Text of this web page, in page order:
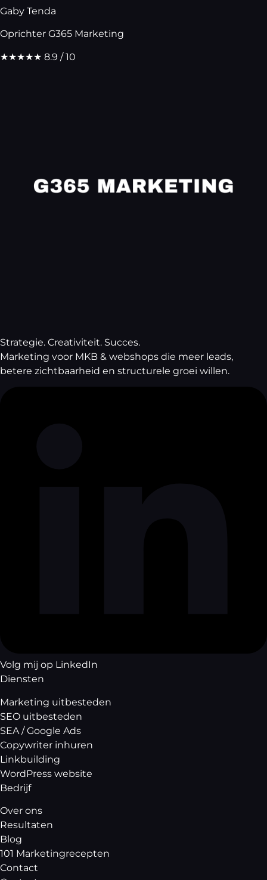
Gaby Tenda
Oprichter G365 Marketing
★★★★★ 8.9 / 10
Strategie. Creativiteit. Succes.
Marketing voor MKB & webshops die meer leads,
betere zichtbaarheid en structurele groei willen.
Volg mij op LinkedIn
Diensten
Marketing uitbesteden
SEO uitbesteden
SEA / Google Ads
Copywriter inhuren
Linkbuilding
WordPress website
Bedrijf
Over ons
Resultaten
Blog
101 Marketingrecepten
Contact